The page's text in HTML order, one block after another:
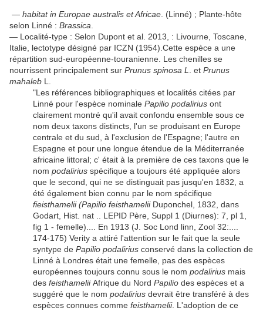
— habitat in Europae australis et Africae . (Linné) ; Plante-hôte
selon Linné : Brassica
— Localité-type : Selon Dupont et al. 2013, : Livourne, Toscane,
Italie, lectotype désigné par ICZN (1954).Cette espèce a une
répartition sud-européenne-touranienne. Les chenilles se
nourrissent principalement sur Prunus spinosa L . et Prunus
mahaleb L.
"Les références bibliographiques et localités citées par
Linné pour l'espèce nominale Papilio podalirius ont
clairement montré qu'il avait confondu ensemble sous ce
nom deux taxons distincts, l'un se produisant en Europe
centrale et du sud, à l'exclusion de l'Espagne; l'autre en
Espagne et pour une longue étendue de la Méditerranée
africaine littoral; c' était à la première de ces taxons que le
nom podalirius spécifique a toujours été appliquée alors
que le second, qui ne se distinguait pas jusqu'en 1832, a
été également bien connu par le nom spécifique
fieisthamelii (Papilio feisthamelii Duponchel, 1832, dans
Godart, Hist. nat .. LEPID Père, Suppl 1 (Diurnes): 7, pl 1,
fig 1 - femelle).... En 1913 (J. Soc Lond linn, Zool 32:....
174-175) Verity a attiré l'attention sur le fait que la seule
syntype de Papilio podalirius conservé dans la collection de
Linné à Londres était une femelle, pas des espèces
européennes toujours connu sous le nom podalirius mais
des feisthameliiAfrique du Nord Papilio des espèces et a
suggéré que le nom podalirius devrait être transféré à des
espèces connues comme feisthamelii. L'adoption de ce